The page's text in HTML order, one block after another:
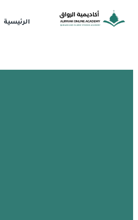
المحتوى
الرئيسية